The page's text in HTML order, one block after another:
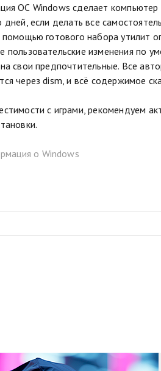
ОС Windows сделает
дней, если делать все
помощью готового набора утилит
пользовательские изменения по
свои предпочтительные. Все
через dism, и всё содержимое
с играми, рекомендуем
о Windows